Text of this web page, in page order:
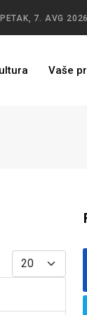
PETAK, 7. AVG
Vaše
Display #